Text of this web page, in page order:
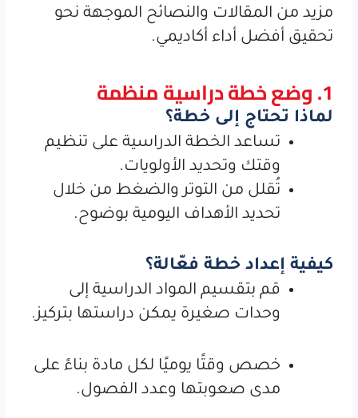
مزيد من المقالات والنصائح الموجهة نحو
تحقيق أفضل أداء أكاديمي.
1. وضع خطة دراسية منظمة
لماذا تحتاج إلى خطة؟
تساعد الخطة الدراسية على تنظيم
وقتك وتحديد الأولويات.
تُقلل من التوتر والضغط من خلال
تحديد الأهداف اليومية بوضوح.
كيفية إعداد خطة فعّالة؟
قم بتقسيم المواد الدراسية إلى
وحدات صغيرة يمكن دراستها بتركيز.
خصص وقتًا يوميًا لكل مادة بناءً على
مدى صعوبتها وعدد الفصول.